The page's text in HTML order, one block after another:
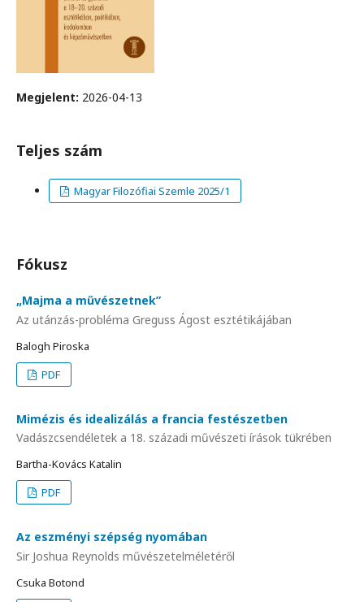
Megjelent: 2026-04-13
Teljes szám
Magyar Filozófiai Szemle 2025/1
Fókusz
„Majma a művészetnek”
Az utánzás-probléma Greguss Ágost esztétikájában
Balogh Piroska
PDF
Mimézis és idealizálás a francia festészetben
Vadászcsendéletek a 18. századi művészeti írások tükrében
Bartha-Kovács Katalin
PDF
Az eszményi szépség nyomában
Sir Joshua Reynolds művészetelméletéről
Csuka Botond